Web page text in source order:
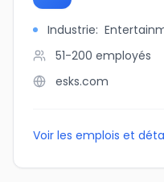
Industrie:
51-200 employés
esks.com
Voir les emplois et